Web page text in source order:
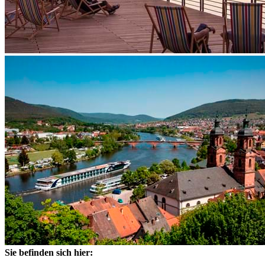
Sie befinden sich hier: